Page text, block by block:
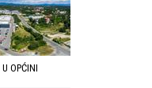
OPĆINI